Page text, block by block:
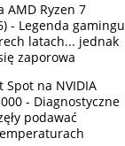
AMD Ryzen 7
- Legenda gamingu
latach... jednak
zaporowa
Spot na NVIDIA
- Diagnostyczne
podawać